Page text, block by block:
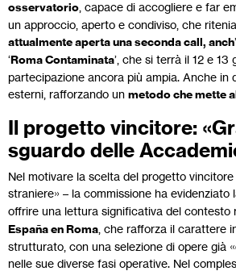
osservatorio , capace di accogliere e far
un approccio, aperto e condiviso, che
attualmente aperta una seconda call, anch’
‘Roma Contaminata’, che si terrà il 12 e
partecipazione ancora più ampia. Anche in
esterni, rafforzando un metodo che mette
Il progetto vincitore:
sguardo delle
Nel motivare la scelta del progetto
straniere» – la commissione ha evidenziato
offrire una lettura significativa del contesto
España en Roma , che rafforza il carattere
strutturato, con una selezione di opere già
nelle sue diverse fasi operative. Nel